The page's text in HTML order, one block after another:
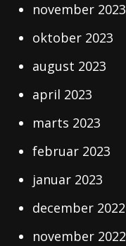
november 2023
oktober 2023
august 2023
april 2023
marts 2023
februar 2023
januar 2023
december 2022
november 2022